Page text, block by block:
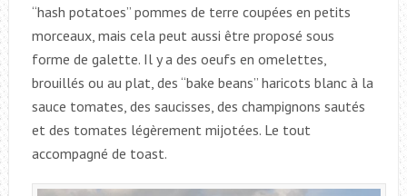
“hash potatoes” pommes de terre coupées en petits
morceaux, mais cela peut aussi être proposé sous
forme de galette. Il y a des oeufs en omelettes,
brouillés ou au plat, des “bake beans” haricots blanc à la
sauce tomates, des saucisses, des champignons sautés
et des tomates légèrement mijotées. Le tout
accompagné de toast.